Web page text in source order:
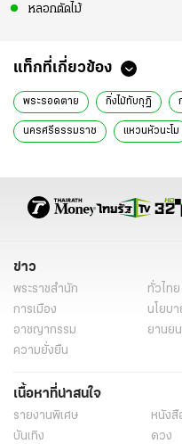
หลอกตัดไม้
แท็กที่เกี่ยวข้อง
พระรอดตาย กิ่งไม้ทับกุฏิ
นครศรีธรรมราช แหวนหัวนะโม
ข่าว
พระราชสำนัก ทั่วไทย
การเมือง
นโยบ
อาชญากรรม
ยานย
ความยั่งยืน
เนื้อหาที่น่าสนใจ
รายงานพิเศษ หนัง
บันเทิง
ดวง